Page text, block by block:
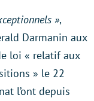
»,
Darmanin aux
loi « relatif aux
» le 22
l’ont depuis